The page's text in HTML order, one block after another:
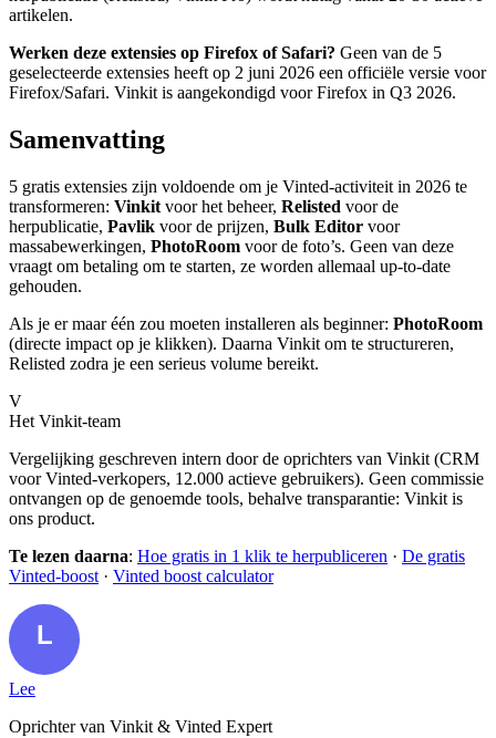
artikelen.
Werken deze extensies op Firefox of Safari? Geen van de 5
geselecteerde extensies heeft op 2 juni 2026 een officiële versie voor
Firefox/Safari. Vinkit is aangekondigd voor Firefox in Q3 2026.
Samenvatting
5 gratis extensies zijn voldoende om je Vinted-activiteit in 2026 te
transformeren: Vinkit voor het beheer, Relisted voor de
herpublicatie, Pavlik voor de prijzen, Bulk Editor voor
massabewerkingen, PhotoRoom voor de foto’s. Geen van deze
vraagt om betaling om te starten, ze worden allemaal up-to-date
gehouden.
Als je er maar één zou moeten installeren als beginner: PhotoRoom
(directe impact op je klikken). Daarna Vinkit om te structureren,
Relisted zodra je een serieus volume bereikt.
V
Het Vinkit-team
Vergelijking geschreven intern door de oprichters van Vinkit (CRM
voor Vinted-verkopers, 12.000 actieve gebruikers). Geen commissie
ontvangen op de genoemde tools, behalve transparantie: Vinkit is
ons product.
Te lezen daarna: Hoe gratis in 1 klik te herpubliceren · De gratis
Vinted-boost · Vinted boost calculator
Lee
Oprichter van Vinkit & Vinted Expert